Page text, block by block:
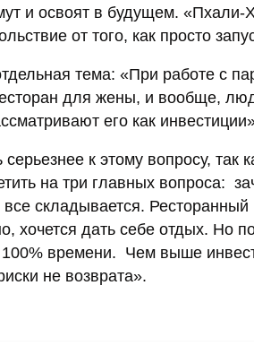
и освоят в будущем.
от того, как просто
тема: «При работе с
для жены, и вообще,
его как
к этому вопросу,
на три главных вопроса:
складывается.
хочется дать себе отдых. Но
времени. Чем выше
не возврата».